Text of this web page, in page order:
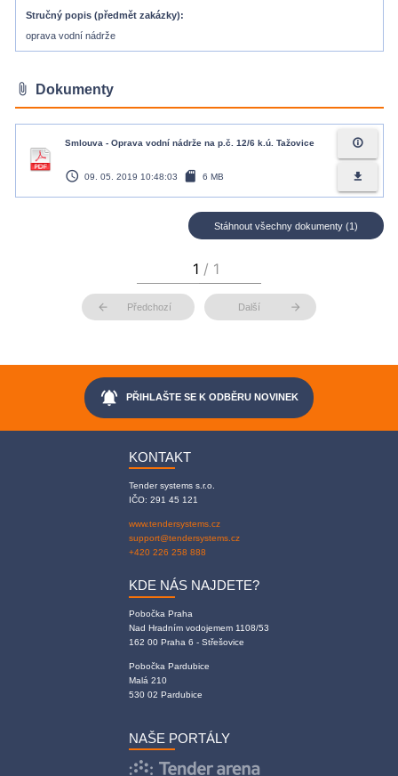
Stručný popis (předmět zakázky)
oprava vodní nádrže
attach_file Dokumenty
Smlouva - Oprava vodní nádrže na p.č. 12/6 k.ú. Tažovice
access_time 09. 05. 2019 10:48:03 sd_card 6 MB
info_outline
file_download
Stáhnout všechny dokumenty (1)
arrow_back Předchozí Další arrow_forward
notifications_active PŘIHLAŠTE SE K ODBĚRU NOVINEK
KONTAKT
Tender systems s.r.o.
IČO: 291 45 121
www.tendersystems.cz
support@tendersystems.cz
+420 226 258 888
KDE NÁS NAJDETE?
Pobočka Praha
Nad Hradním vodojemem 1108/53
162 00 Praha 6 - Střešovice
Pobočka Pardubice
Malá 210
530 02 Pardubice
NAŠE PORTÁLY